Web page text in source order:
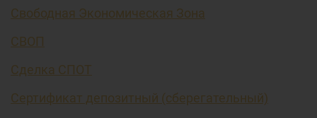
Свободная Экономическая Зона
СВОП
Сделка СПОТ
Сертификат депозитный (сберегательный)